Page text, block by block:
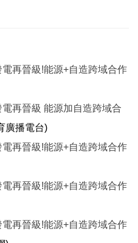
再晉級!能源+自造跨域合作
再晉級 能源加自造跨域合
廣播電台)
再晉級!能源+自造跨域合作
再晉級!能源+自造跨域合作
再晉級!能源+自造跨域合作